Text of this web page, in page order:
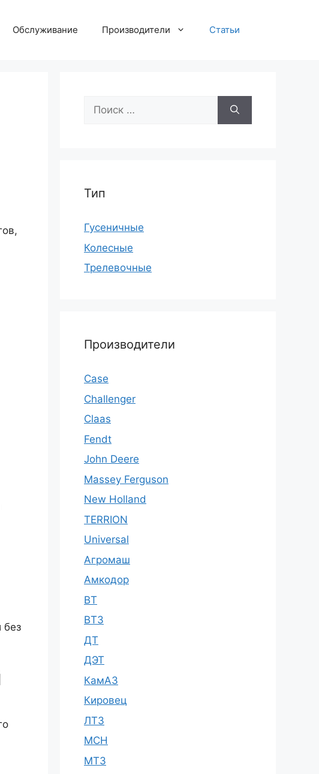
Обслуживание Производители Статьи
без
Поиск:
Тип
Гусеничные
Колесные
Трелевочные
Производители
Case
Challenger
Claas
Fendt
John Deere
Massey Ferguson
New Holland
TERRION
Universal
Агромаш
Амкодор
ВТ
ВТЗ
ДТ
ДЭТ
КамАЗ
Кировец
ЛТЗ
МСН
МТЗ